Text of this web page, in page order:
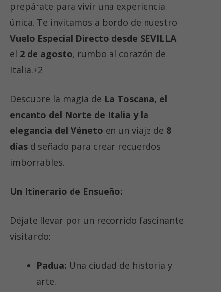
prepárate para vivir una experiencia
única. Te invitamos a bordo de nuestro
Vuelo Especial Directo desde SEVILLA
el 2 de agosto, rumbo al corazón de
Italia.+2
Descubre la magia de La Toscana, el
encanto del Norte de Italia y la
elegancia del Véneto en un viaje de 8
días diseñado para crear recuerdos
imborrables.
Un Itinerario de Ensueño:
Déjate llevar por un recorrido fascinante
visitando:
Padua: Una ciudad de historia y
arte.